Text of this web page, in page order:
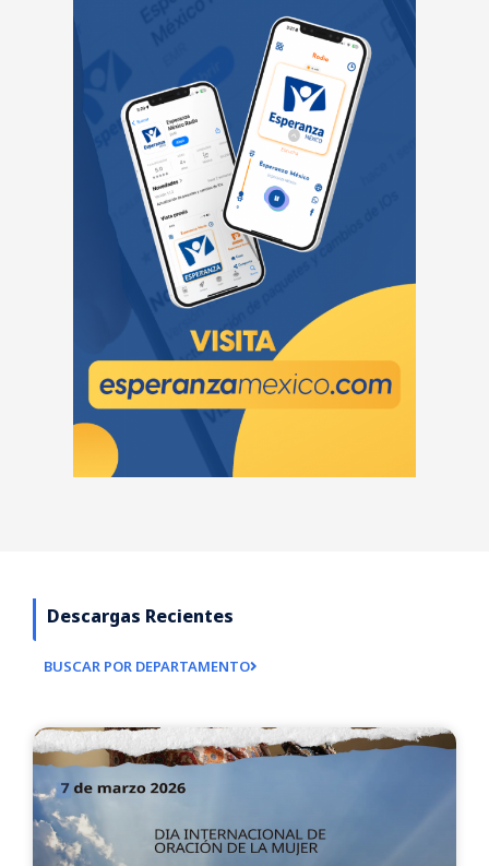
Descargas Recientes
BUSCAR POR DEPARTAMENTO